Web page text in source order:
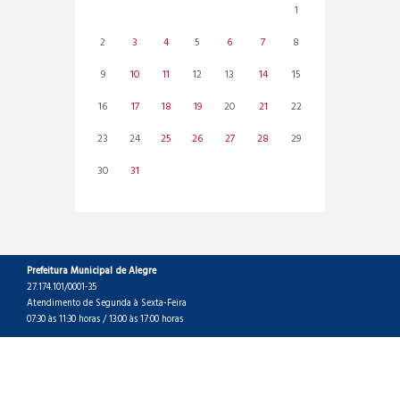
1
2
3 4 5 6 7
8
9
10 11 12 13 14
15
16
17 18 19 20 21
22
23
24 25 26 27 28
29
30
31
Prefeitura Municipal de Alegre
27.174.101/0001-35
Atendimento de Segunda à Sexta-Feira
07:30 às 11:30 horas / 13:00 às 17:00 horas